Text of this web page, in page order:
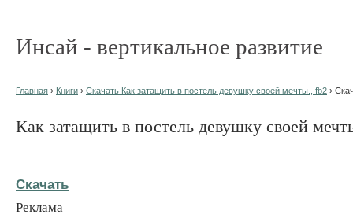
Инсай - вертикальное развитие
Главная › Книги › Скачать Как затащить в постель девушку своей мечты., fb2 ›
Как затащить в постель девушку своей
Скачать
Реклама